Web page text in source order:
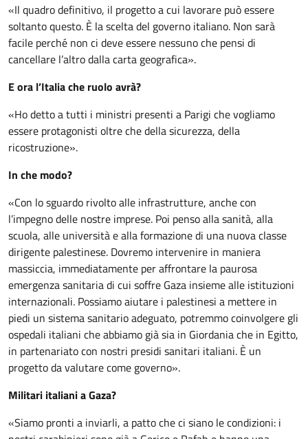
«Il quadro definitivo, il progetto a cui lavorare può essere
soltanto questo. È la scelta del governo italiano. Non sarà
facile perché non ci deve essere nessuno che pensi di
cancellare l’altro dalla carta geografica».
E ora l’Italia che ruolo avrà?
«Ho detto a tutti i ministri presenti a Parigi che vogliamo
essere protagonisti oltre che della sicurezza, della
ricostruzione».
In che modo?
«Con lo sguardo rivolto alle infrastrutture, anche con
l’impegno delle nostre imprese. Poi penso alla sanità, alla
scuola, alle università e alla formazione di una nuova classe
dirigente palestinese. Dovremo intervenire in maniera
massiccia, immediatamente per affrontare la paurosa
emergenza sanitaria di cui soffre Gaza insieme alle istituzioni
internazionali. Possiamo aiutare i palestinesi a mettere in
piedi un sistema sanitario adeguato, potremmo coinvolgere gli
ospedali italiani che abbiamo già sia in Giordania che in Egitto,
in partenariato con nostri presidi sanitari italiani. È un
progetto da valutare come governo».
Militari italiani a Gaza?
«Siamo pronti a inviarli, a patto che ci siano le condizioni: i